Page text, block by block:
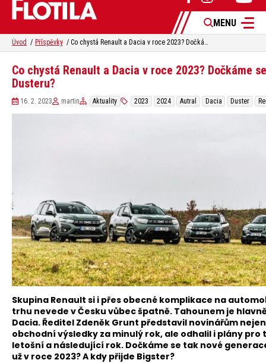
MENU
Úvod Příspěvky Co chystá Renault a Dacia v roce 2023? Dočkáme se Dusteru?
Co chystá Renault a Dacia v roce 2023? Dočkáme se
Dusteru?
16. 2. 2023 martin Aktuality 2023 2024 Autral Dacia Duster
Skupina Renault si i přes obecné komplikace na
trhu nevede v Česku vůbec špatně. Tahounem je
Dacia. Ředitel Zdeněk Grunt představil novinářům nejen
obchodní výsledky za minulý rok, ale odhalil i plány pro
letošní a následující rok. Dočkáme se tak nové
už v roce 2023? A kdy přijde Bigster?